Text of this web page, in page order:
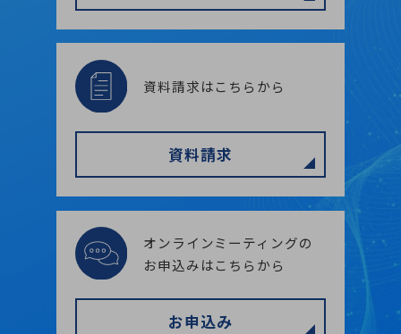
資料請求はこちらから
資料請求
オンラインミーティングの
お申込みはこちらから
お申込み